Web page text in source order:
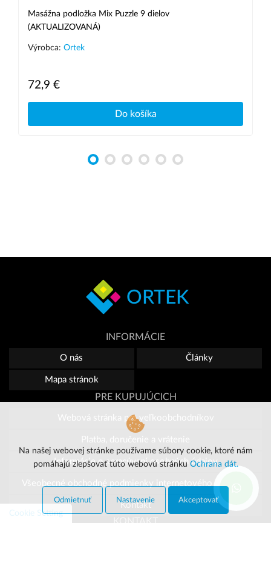
Masážna podložka Mix Puzzle 9 dielov
(AKTUALIZOVANÁ)
Výrobca: Ortek
72,9 €
Do košíka
ORTEK
INFORMÁCIE
O nás Články
Mapa stránok
PRE KUPUJÚCICH
Webová stránka pre veľkoobchodníkov
Platba, doručenie a vrátenie
Informácie o spracúvaní osobných údajov
Všeobecné obchodné podmienky internetového obchodu
Kontakt
KONTAKT
Na našej webovej stránke používame súbory cookie, ktoré nám
pomáhajú zlepšovať túto webovú stránku Ochrana dát.
Odmietnuť Nastavenie Akceptovať
Cookie Setting